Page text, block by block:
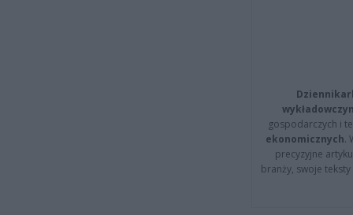
gospodarczych i
ekonomicznych.
precyzyjne
branży, swoje